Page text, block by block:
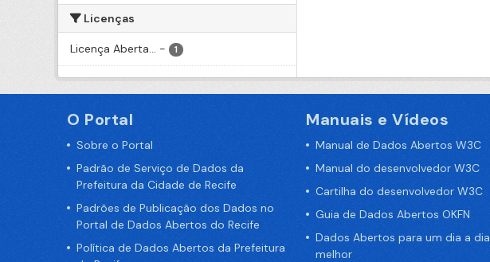
Licenças
Licença Aberta... - 1
O Portal
Sobre o Portal
Padrão de Serviço de Dados da
Prefeitura da Cidade de Recife
Padrões de Publicação dos Dados no
Portal de Dados Abertos do Recife
Política de Dados Abertos da Prefeitura
Manuais e Vídeos
Manual de Dados Abertos W3C
Manual do desenvolvedor W3C
Cartilha do desenvolvedor W3C
Guia de Dados Abertos OKFN
Dados Abertos para um dia a dia
melhor